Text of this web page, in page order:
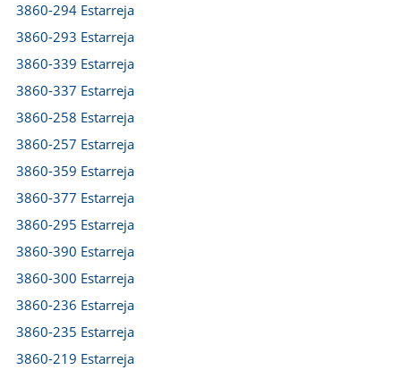
3860-294 Estarreja
3860-293 Estarreja
3860-339 Estarreja
3860-337 Estarreja
3860-258 Estarreja
3860-257 Estarreja
3860-359 Estarreja
3860-377 Estarreja
3860-295 Estarreja
3860-390 Estarreja
3860-300 Estarreja
3860-236 Estarreja
3860-235 Estarreja
3860-219 Estarreja